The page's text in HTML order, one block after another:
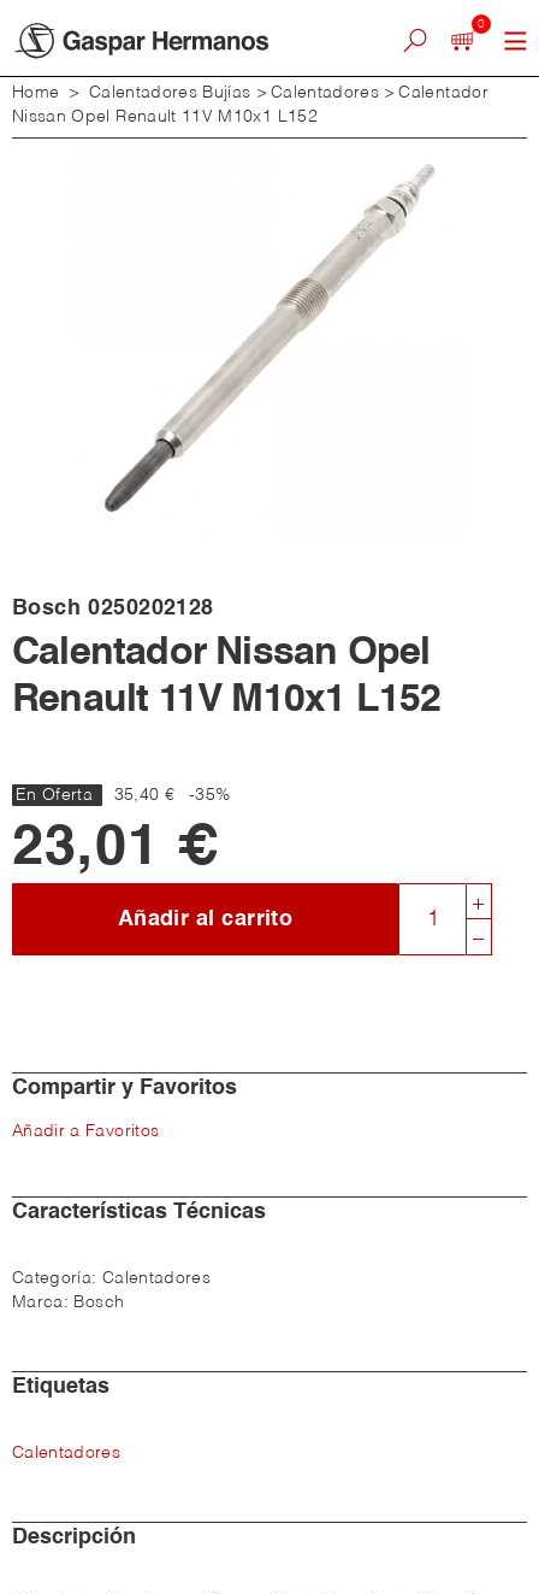
0
Home > Calentadores Bujías > Calentadores > Calentador
Nissan Opel Renault 11V M10x1 L152
Bosch 0250202128
Calentador Nissan Opel
Renault 11V M10x1 L152
En Oferta 35,40 € -35%
23,01 €
Añadir al carrito
Compartir y Favoritos
Añadir a Favoritos
Características Técnicas
Categoría: Calentadores
Marca: Bosch
Etiquetas
Calentadores
Descripción